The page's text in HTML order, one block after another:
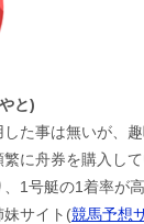
と)
た事は無いが、
に舟券を購入して
1号艇の1着率が
妹サイト(競馬予想